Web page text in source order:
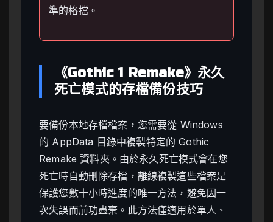
準的格擋。
《Gothic 1 Remake》永久
死亡模式的存檔備份技巧
要備份本地存檔檔案，您需要從 Windows
的 AppData 目錄中複製特定的 Gothic
Remake 資料夾。由於永久死亡模式會在您
死亡時自動刪除存檔，離線複製這些檔案是
保護您數十小時進度的唯一方法，避免因一
次失誤而前功盡棄。此方法僅適用於單人、